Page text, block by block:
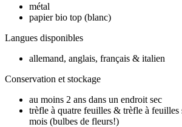
métal
papier bio top (blanc)
Langues disponibles
allemand, anglais, français & italien
Conservation et stockage
au moins 2 ans dans un endroit sec
trèfle à quatre feuilles & trèfle à feuilles
mois (bulbes de fleurs!)